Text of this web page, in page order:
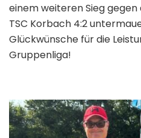
einem weiteren Sieg gegen
TSC Korbach 4:2
Glückwünsche für die
Gruppenliga!